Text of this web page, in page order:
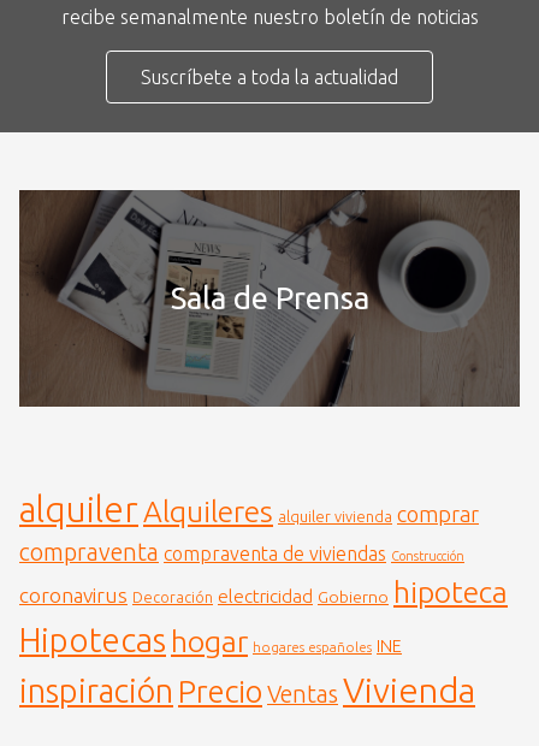
recibe semanalmente nuestro boletín de noticias
Suscríbete a toda la actualidad
Sala de Prensa
alquiler Alquileres alquiler vivienda comprar
compraventa compraventa de viviendas Construcción
coronavirus Decoración electricidad Gobierno hipoteca
Hipotecas hogar hogares españoles INE
inspiración Precio Ventas Vivienda